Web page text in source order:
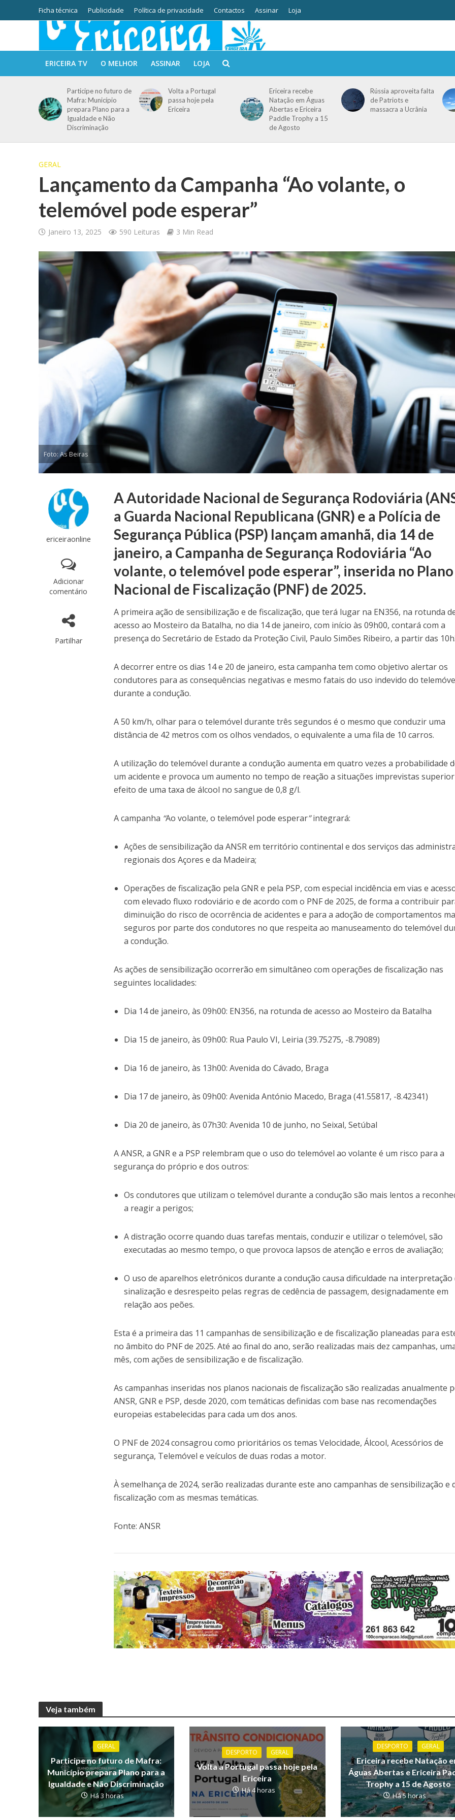
Ficha técnica Publicidade Política de privacidade Contactos Assinar Loja
ERICEIRA TV O MELHOR ASSINAR LOJA
Participe no futuro de
Mafra: Município
prepara Plano para a
Igualdade e Não
Discriminação
Volta a Portugal
passa hoje pela
Ericeira
Ericeira recebe
Natação em Águas
Abertas e Ericeira
Paddle Trophy a 15
de Agosto
Rússia aproveita falta
de Patriots e
massacra a Ucrânia
GERAL
Lançamento da Campanha “Ao volante, o
telemóvel pode esperar”
Janeiro 13, 2025 590 Leituras 3 Min Read
Foto: As Beiras
ericeiraonline
Adicionar
comentário
Partilhar
A Autoridade Nacional de Segurança Rodoviária
a Guarda Nacional Republicana (GNR) e a Polícia de
Segurança Pública (PSP) lançam amanhã, dia 14 de
janeiro, a Campanha de Segurança Rodoviária “Ao
volante, o telemóvel pode esperar”, inserida no Plano
Nacional de Fiscalização (PNF) de 2025.
A primeira ação de sensibilização e de fiscalização, que terá lugar na EN356, na rotunda
acesso ao Mosteiro da Batalha, no dia 14 de janeiro, com início às 09h00, contará com a
presença do Secretário de Estado da Proteção Civil, Paulo Simões Ribeiro, a partir das
A decorrer entre os dias 14 e 20 de janeiro, esta campanha tem como objetivo alertar os
condutores para as consequências negativas e mesmo fatais do uso indevido do
durante a condução.
A 50 km/h, olhar para o telemóvel durante três segundos é o mesmo que conduzir uma
distância de 42 metros com os olhos vendados, o equivalente a uma fila de 10 carros.
A utilização do telemóvel durante a condução aumenta em quatro vezes a probabilidade
um acidente e provoca um aumento no tempo de reação a situações imprevistas
efeito de uma taxa de álcool no sangue de 0,8 g/l.
A campanha “Ao volante, o telemóvel pode esperar”integrará:
Ações de sensibilização da ANSR em território continental e dos serviços das
regionais dos Açores e da Madeira;
Operações de fiscalização pela GNR e pela PSP, com especial incidência em vias e
com elevado fluxo rodoviário e de acordo com o PNF de 2025, de forma a contribuir
diminuição do risco de ocorrência de acidentes e para a adoção de comportamentos
seguros por parte dos condutores no que respeita ao manuseamento do telemóvel
a condução.
As ações de sensibilização ocorrerão em simultâneo com operações de fiscalização nas
seguintes localidades:
Dia 14 de janeiro, às 09h00: EN356, na rotunda de acesso ao Mosteiro da Batalha
Dia 15 de janeiro, às 09h00: Rua Paulo VI, Leiria (39.75275, -8.79089)
Dia 16 de janeiro, às 13h00: Avenida do Cávado, Braga
Dia 17 de janeiro, às 09h00: Avenida António Macedo, Braga (41.55817, -8.42341)
Dia 20 de janeiro, às 07h30: Avenida 10 de junho, no Seixal, Setúbal
A ANSR, a GNR e a PSP relembram que o uso do telemóvel ao volante é um risco para a
segurança do próprio e dos outros:
Os condutores que utilizam o telemóvel durante a condução são mais lentos a
a reagir a perigos;
A distração ocorre quando duas tarefas mentais, conduzir e utilizar o telemóvel, são
executadas ao mesmo tempo, o que provoca lapsos de atenção e erros de avaliação;
O uso de aparelhos eletrónicos durante a condução causa dificuldade na interpretação
sinalização e desrespeito pelas regras de cedência de passagem, designadamente em
relação aos peões.
Esta é a primeira das 11 campanhas de sensibilização e de fiscalização planeadas para
no âmbito do PNF de 2025. Até ao final do ano, serão realizadas mais dez campanhas,
mês, com ações de sensibilização e de fiscalização.
As campanhas inseridas nos planos nacionais de fiscalização são realizadas anualmente
ANSR, GNR e PSP, desde 2020, com temáticas definidas com base nas recomendações
europeias estabelecidas para cada um dos anos.
O PNF de 2024 consagrou como prioritários os temas Velocidade, Álcool, Acessórios de
segurança, Telemóvel e veículos de duas rodas a motor.
À semelhança de 2024, serão realizadas durante este ano campanhas de sensibilização e
fiscalização com as mesmas temáticas.
Fonte: ANSR
Veja também
GERAL
Participe no futuro de Mafra:
Município prepara Plano para a
Igualdade e Não Discriminação
Há 3 horas
DESPORTO GERAL
Volta a Portugal passa hoje pela
Ericeira
Há 4 horas
DESPORTO GERAL
Ericeira recebe Natação
Águas Abertas e Ericeira
Trophy a 15 de Agosto
Há 5 horas